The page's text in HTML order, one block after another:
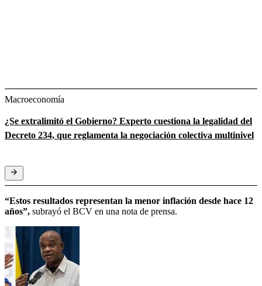
Macroeconomía
¿Se extralimitó el Gobierno? Experto cuestiona la legalidad del
Decreto 234, que reglamenta la negociación colectiva multinivel
“Estos resultados representan la menor inflación desde hace 12
años”, subrayó el BCV en una nota de prensa.